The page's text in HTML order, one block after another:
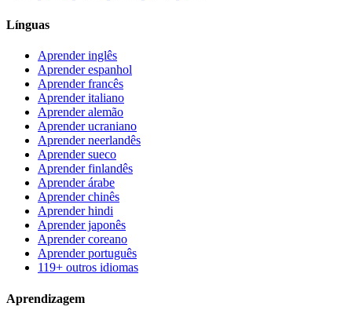
Línguas
Aprender inglês
Aprender espanhol
Aprender francês
Aprender italiano
Aprender alemão
Aprender ucraniano
Aprender neerlandês
Aprender sueco
Aprender finlandês
Aprender árabe
Aprender chinês
Aprender hindi
Aprender japonês
Aprender coreano
Aprender português
119+ outros idiomas
Aprendizagem